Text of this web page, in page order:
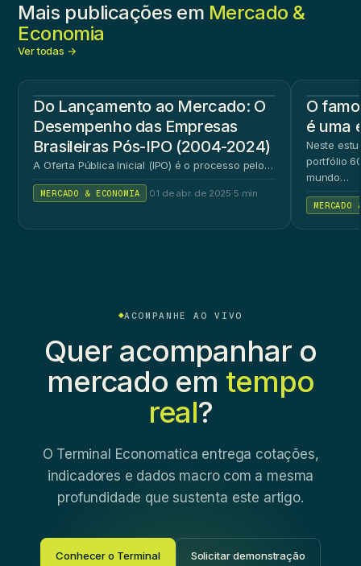
Mais publicações em Mercado &
Economia
Ver todas →
Do Lançamento ao Mercado: O
Desempenho das Empresas
Brasileiras Pós-IPO (2004-2024)
A Oferta Pública Inicial (IPO) é o processo pelo…
MERCADO & ECONOMIA 01 de abr. de 2025 5 min
O
é uma
Neste
portfólio
mundo…
MERCADO
ACOMPANHE AO VIVO
Quer acompanhar o
mercado em tempo
real?
O Terminal Economatica entrega cotações,
indicadores e dados macro com a mesma
profundidade que sustenta este artigo.
Conhecer o Terminal Solicitar demonstração